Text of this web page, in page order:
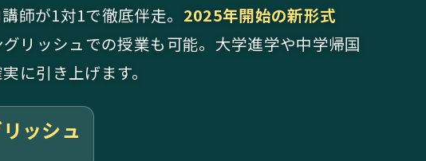
師が1対1で徹底伴走。 2025年開始の新形式
リッシュでの授業も可能。大学進学や中学帰国
に引き上げます。
ッシュ